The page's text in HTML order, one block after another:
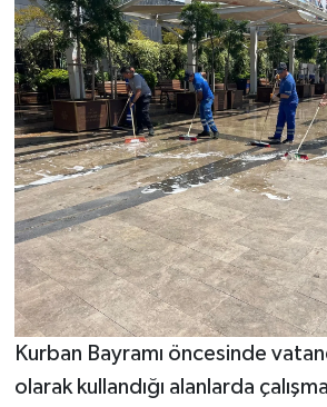
Kurban Bayramı öncesinde
olarak kullandığı alanlarda